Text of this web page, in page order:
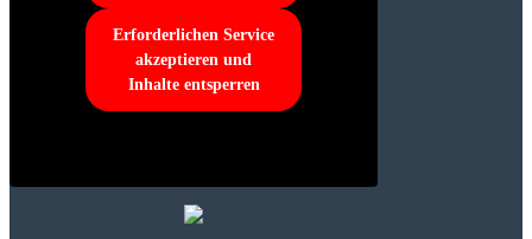
Erforderlichen Service
akzeptieren und
Inhalte entsperren